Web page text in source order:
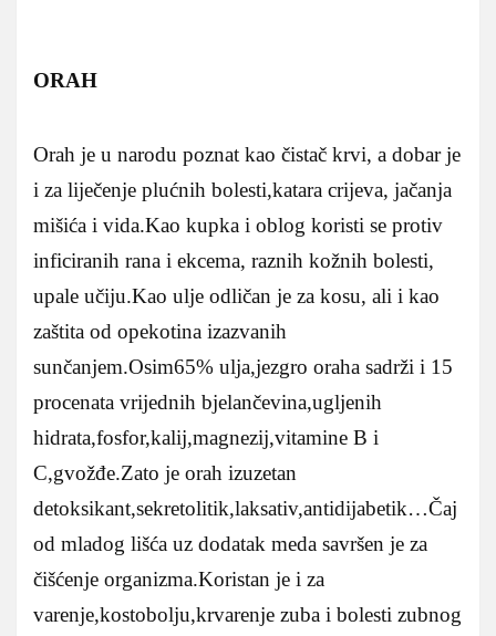
ORAH
Orah je u narodu poznat kao čistač krvi, a dobar je
i za liječenje plućnih bolesti,katara crijeva, jačanja
mišića i vida.Kao kupka i oblog koristi se protiv
inficiranih rana i ekcema, raznih kožnih bolesti,
upale učiju.Kao ulje odličan je za kosu, ali i kao
zaštita od opekotina izazvanih
sunčanjem.Osim65% ulja,jezgro oraha sadrži i 15
procenata vrijednih bjelančevina,ugljenih
hidrata,fosfor,kalij,magnezij,vitamine B i
C,gvožđe.Zato je orah izuzetan
detoksikant,sekretolitik,laksativ,antidijabetik…Čaj
od mladog lišća uz dodatak meda savršen je za
čišćenje organizma.Koristan je i za
varenje,kostobolju,krvarenje zuba i bolesti zubnog